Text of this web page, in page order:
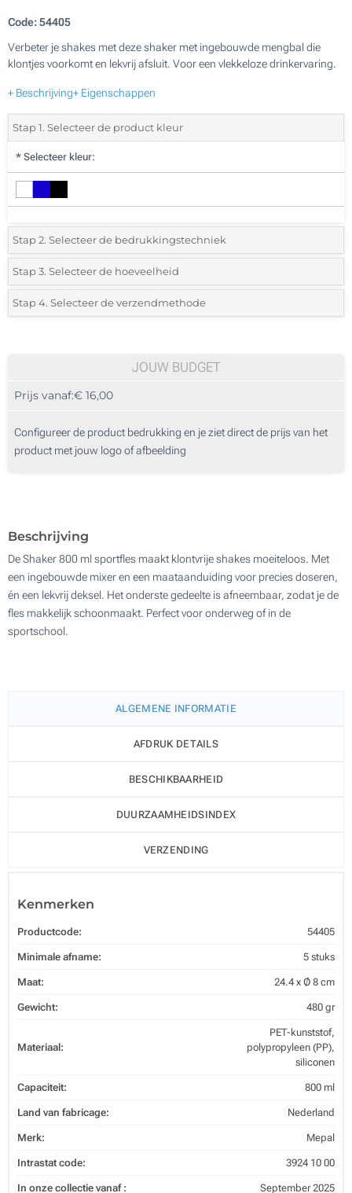
Code:54405
Verbeter je shakes met deze shaker met ingebouwde mengbal die
klontjes voorkomt en lekvrij afsluit. Voor een vlekkeloze drinkervaring.
+ Beschrijving+ Eigenschappen
Stap 1. Selecteer de product kleur
* Selecteer kleur:
Stap 2. Selecteer de bedrukkingstechniek
*Selecteer de bedrukking en kleuren van het logo:
1 Kleur (Aan een zijde)
3 Kleuren (Aan een zijde)
Zonder opdruk
Stap 3. Selecteer de hoeveelheid
*Selecteer uit de lijst of voeg het gewenste aantal in
10
50
Stap 4. Selecteer de verzendmethode
JOUW BUDGET
Prijs vanaf:€ 16,00
Configureer de product bedrukking en je ziet direct de prijs van het
product met jouw logo of afbeelding
Beschrijving
De Shaker 800 ml sportfles maakt klontvrije shakes moeiteloos. Met
een ingebouwde mixer en een maataanduiding voor precies doseren,
én een lekvrij deksel. Het onderste gedeelte is afneembaar, zodat je de
fles makkelijk schoonmaakt. Perfect voor onderweg of in de
sportschool.
ALGEMENE INFORMATIE
AFDRUK DETAILS
BESCHIKBAARHEID
DUURZAAMHEIDSINDEX
VERZENDING
Kenmerken
Productcode: 54405
Minimale afname: 5 stuks
Maat: 24.4 x Ø 8 cm
Gewicht: 480 gr
Materiaal:
PET-kunststof,
polypropyleen (PP),
siliconen
Capaciteit: 800 ml
Land van fabricage: Nederland
Merk: Mepal
Intrastat code: 3924 10 00
In onze collectie vanaf : September 2025